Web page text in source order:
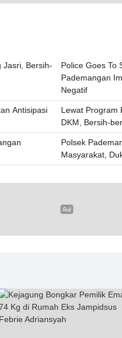
Jasri, Bersih-
Police Goes To
Pademangan
Negatif
Antisipasi
Lewat Program
DKM, Bersih-
Polsek
Masyarakat,